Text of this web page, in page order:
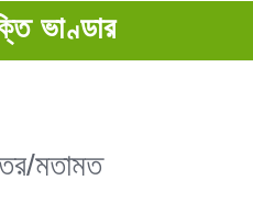
ভাণ্ডার
মতামত